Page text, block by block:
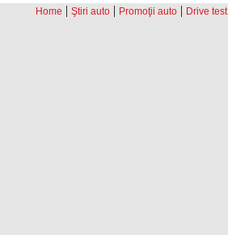
Home | Ştiri auto | Promoţii auto | Drive test